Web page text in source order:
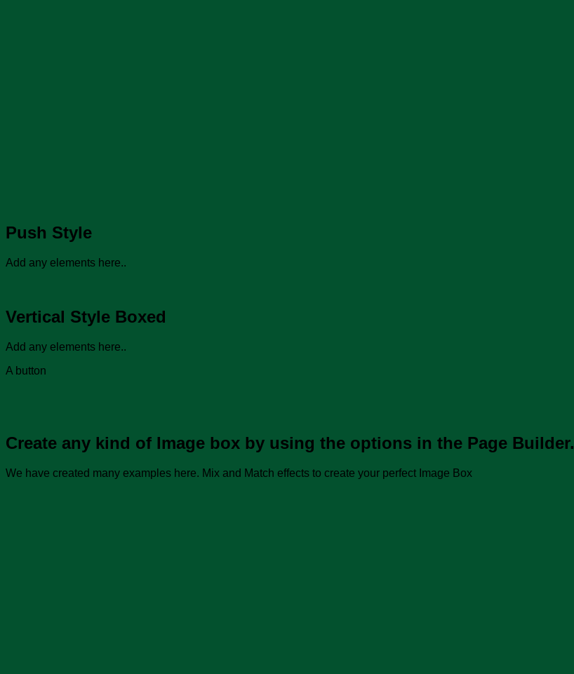
Push Style
Add any elements here..
Vertical Style Boxed
Add any elements here..
A button
Create any kind of Image box by using the options in the Page Builder.
We have created many examples here. Mix and Match effects to create your perfect Image Box